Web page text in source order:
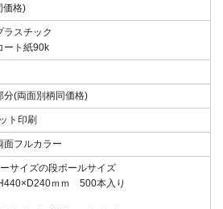
価格)
ラスチック
ート紙90k
分(両面別柄同価格)
ト印刷
面フルカラー
サイズの段ボールサイズ
ｍｍ 500本入り